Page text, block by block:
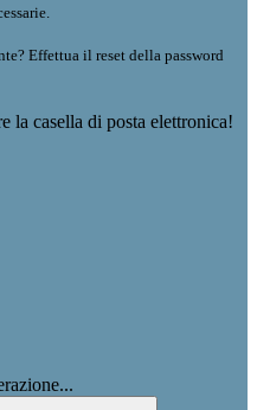
Effettua il reset della password
la casella di posta elettronica!